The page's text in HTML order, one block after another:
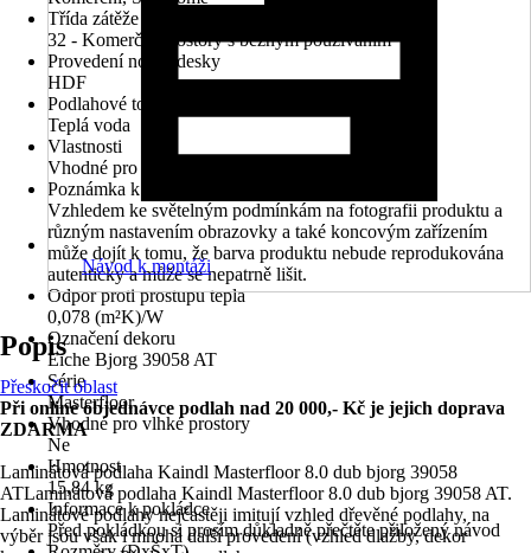
Třída zátěže
32 - Komerční prostory s běžným používáním
Provedení nosné desky
HDF
Podlahové topení
Teplá voda
Vlastnosti
Vhodné pro podlahové vytápění
Poznámka k obrázku
Vzhledem ke světelným podmínkám na fotografii produktu a
různým nastavením obrazovky a také koncovým zařízením
může dojít k tomu, že barva produktu nebude reprodukována
autenticky a může se nepatrně lišit.
Odpor proti prostupu tepla
0,078 (m²K)/W
Označení dekoru
Eiche Bjorg 39058 AT
Série
Masterfloor
Vhodné pro vlhké prostory
Ne
Hmotnost
15,84 kg
Informace k pokládce
Před pokládkou si prosím důkladně přečtěte přiložený návod
Návod k montáži
Popis
Přeskočit oblast
Při online objednávce podlah nad 20 000,- Kč je jejich doprava
ZDARMA
Laminátová podlaha Kaindl Masterfloor 8.0 dub bjorg 39058
ATLaminátová podlaha Kaindl Masterfloor 8.0 dub bjorg 39058 AT.
Laminátové podlahy nejčastěji imitují vzhled dřevěné podlahy, na
výběr jsou však i mnohá další provedení (vzhled dlažby, dekor